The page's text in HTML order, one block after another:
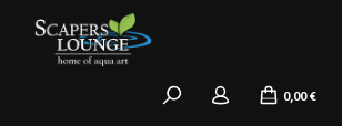
0,00 €